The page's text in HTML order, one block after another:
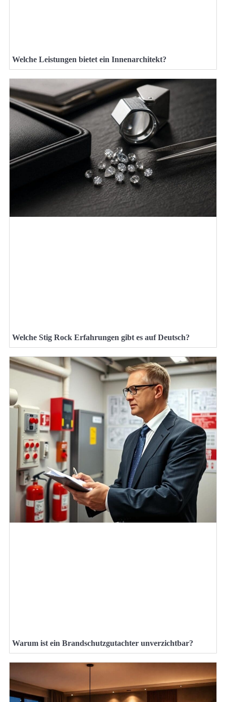
Welche Leistungen bietet ein Innenarchitekt?
Welche Stig Rock Erfahrungen gibt es auf Deutsch?
Warum ist ein Brandschutzgutachter unverzichtbar?